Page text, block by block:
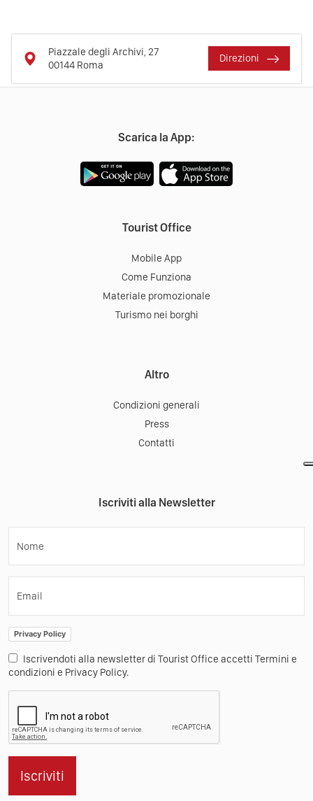
Piazzale degli Archivi, 27
00144 Roma
Direzioni
Scarica la App:
Tourist Office
Mobile App
Come Funziona
Materiale promozionale
Turismo nei borghi
Altro
Condizioni generali
Press
Contatti
Iscriviti alla Newsletter
Nome
Email
Privacy Policy
Iscrivendoti alla newsletter di Tourist Office accetti Termini e
condizioni e Privacy Policy.
Iscriviti